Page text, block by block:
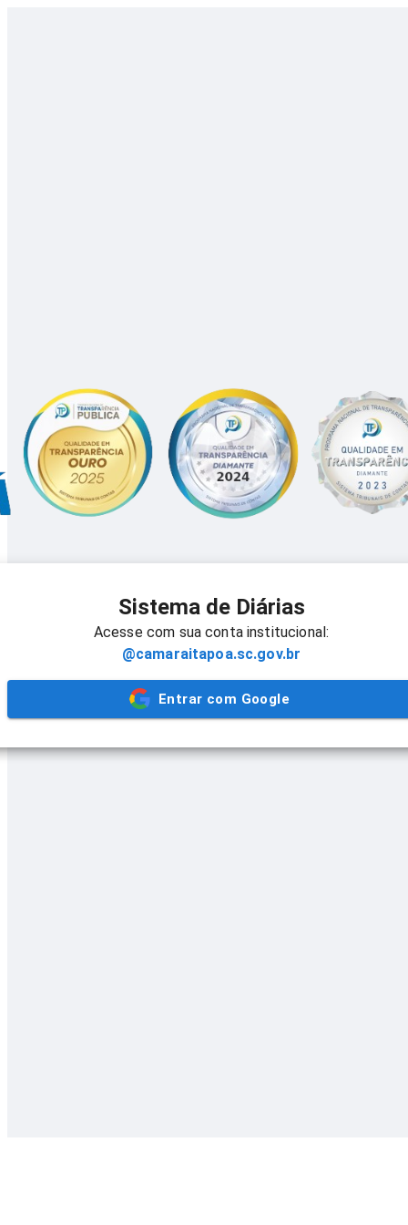
Sistema de Diárias
Acesse com sua conta institucional:
@camaraitapoa.sc.gov.br
Entrar com Google